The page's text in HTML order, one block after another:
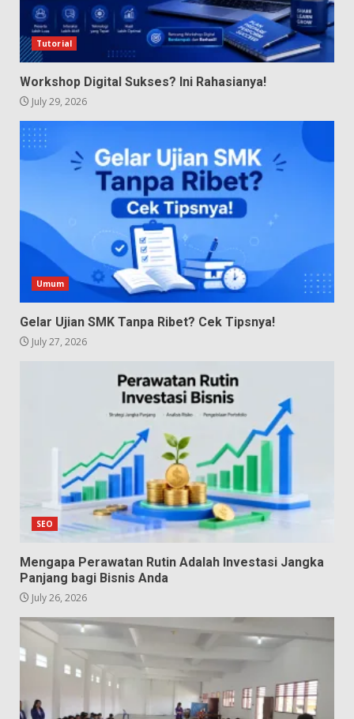
Tutorial
Workshop Digital Sukses? Ini Rahasianya!
July 29, 2026
Umum
Gelar Ujian SMK Tanpa Ribet? Cek Tipsnya!
July 27, 2026
SEO
Mengapa Perawatan Rutin Adalah Investasi Jangka
Panjang bagi Bisnis Anda
July 26, 2026